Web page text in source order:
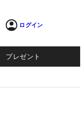
ログイン
プレゼント